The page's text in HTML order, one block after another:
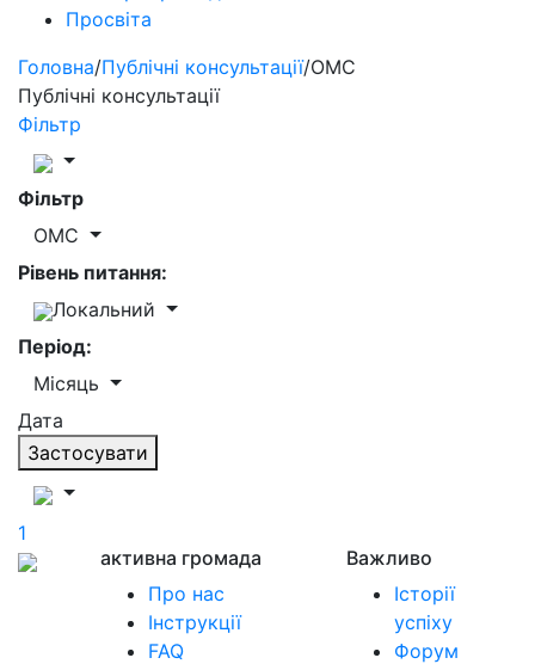
Просвіта
Головна/Публічні консультації/ОМС
Публічні консультації
Фільтр
Фільтр
ОМС
Рівень питання:
Локальний
Період:
Місяць
Дата
Застосувати
1
активна громада
Про нас
Інструкції
FAQ
Важливо
Історії
успіху
Форум